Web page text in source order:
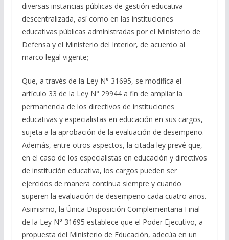
diversas instancias públicas de gestión educativa
descentralizada, así como en las instituciones
educativas públicas administradas por el Ministerio de
Defensa y el Ministerio del Interior, de acuerdo al
marco legal vigente;
Que, a través de la Ley N° 31695, se modifica el
artículo 33 de la Ley N° 29944 a fin de ampliar la
permanencia de los directivos de instituciones
educativas y especialistas en educación en sus cargos,
sujeta a la aprobación de la evaluación de desempeño.
Además, entre otros aspectos, la citada ley prevé que,
en el caso de los especialistas en educación y directivos
de institución educativa, los cargos pueden ser
ejercidos de manera continua siempre y cuando
superen la evaluación de desempeño cada cuatro años.
Asimismo, la Única Disposición Complementaria Final
de la Ley N° 31695 establece que el Poder Ejecutivo, a
propuesta del Ministerio de Educación, adecúa en un